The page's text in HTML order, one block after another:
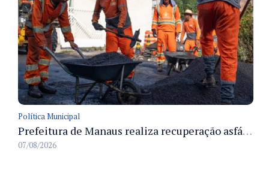
Política Municipal
Prefeitura de Manaus realiza recuperação asfáltica na rua Canário do Campo e amplia mobilidade na zona Norte
07/08/2026